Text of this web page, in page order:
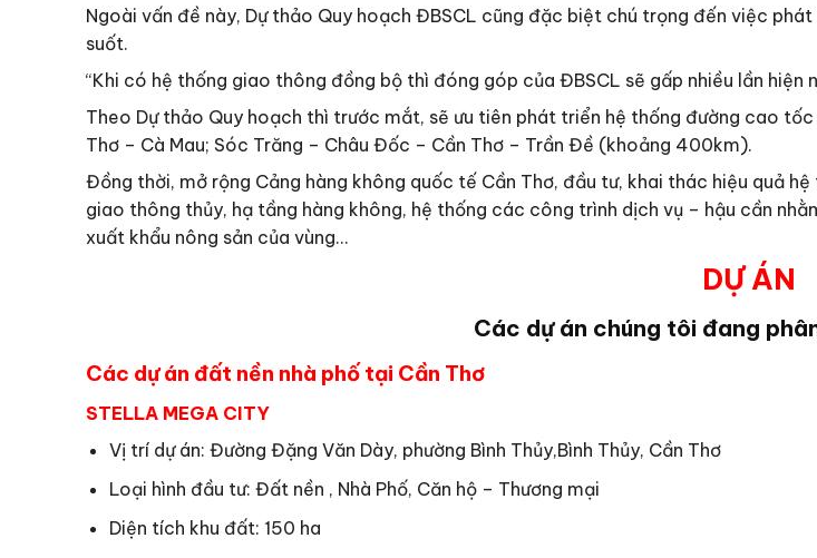
Ngoài vấn đề này, Dự thảo Quy hoạch ĐBSCL cũng đặc biệt chú trọng đến việc
suốt.
“Khi có hệ thống giao thông đồng bộ thì đóng góp của ĐBSCL sẽ gấp nhiều lần hiện
Theo Dự thảo Quy hoạch thì trước mắt, sẽ ưu tiên phát triển hệ thống đường cao
Thơ – Cà Mau; Sóc Trăng – Châu Đốc – Cần Thơ – Trần Đề (khoảng 400km).
Đồng thời, mở rộng Cảng hàng không quốc tế Cần Thơ, đầu tư, khai thác hiệu quả
giao thông thủy, hạ tầng hàng không, hệ thống các công trình dịch vụ – hậu cần
xuất khẩu nông sản của vùng…
DỰ ÁN
Các dự án chúng tôi đang
Các dự án đất nền nhà phố tại Cần Thơ
STELLA MEGA CITY
Vị trí dự án: Đường Đặng Văn Dày, phường Bình Thủy,Bình Thủy, Cần Thơ
Loại hình đầu tư: Đất nền , Nhà Phố, Căn hộ – Thương mại
Diện tích khu đất: 150 ha